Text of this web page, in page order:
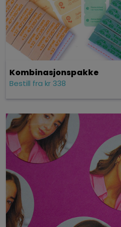
Kombinasjonspakke
Bestill fra kr 338